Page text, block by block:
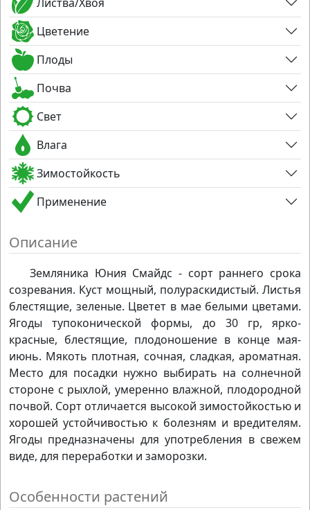
Цветение
Плоды
Почва
Свет
Влага
Зимостойкость
Применение
Описание
Земляника Юния Смайдс - сорт раннего срока
созревания. Куст мощный, полураскидистый. Листья
блестящие, зеленые. Цветет в мае белыми цветами.
Ягоды тупоконической формы, до 30 гр, ярко-
красные, блестящие, плодоношение в конце мая-
июнь. Мякоть плотная, сочная, сладкая, ароматная.
Место для посадки нужно выбирать на солнечной
стороне с рыхлой, умеренно влажной, плодородной
почвой. Сорт отличается высокой зимостойкостью и
хорошей устойчивостью к болезням и вредителям.
Ягоды предназначены для употребления в свежем
виде, для переработки и заморозки.
Особенности растений